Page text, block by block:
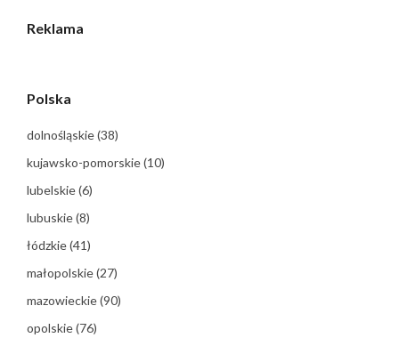
Reklama
Polska
dolnośląskie(38)
kujawsko-pomorskie(10)
lubelskie(6)
lubuskie(8)
łódzkie(41)
małopolskie(27)
mazowieckie(90)
opolskie(76)